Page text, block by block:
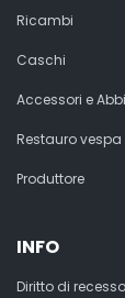
Ricambi
Caschi
Accessori e
Restauro vespa
Produttore
INFO
Diritto di